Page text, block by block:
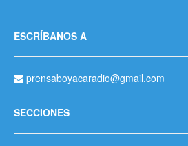
ESCRÍBANOS A
prensaboyacaradio@gmail.com
SECCIONES